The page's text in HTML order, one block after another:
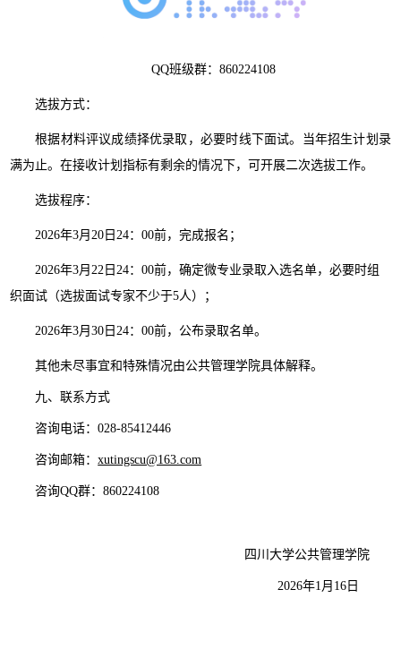
QQ班级群：860224108
选拔方式：
根据材料评议成绩择优录取，必要时线下面试。当年招生计划录
满为止。在接收计划指标有剩余的情况下，可开展二次选拔工作。
选拔程序：
2026年3月20日24：00前，完成报名；
2026年3月22日24：00前，确定微专业录取入选名单，必要时组
织面试（选拔面试专家不少于5人）；
2026年3月30日24：00前，公布录取名单。
其他未尽事宜和特殊情况由公共管理学院具体解释。
九、联系方式
咨询电话：028-85412446
咨询邮箱：xutingscu@163.com
咨询QQ群：860224108
四川大学公共管理学院
2026年1月16日